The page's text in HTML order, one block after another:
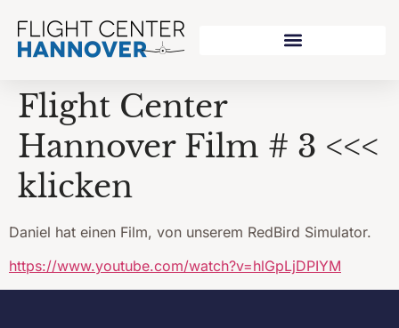
Flight Center
Hannover Film # 3 <<<
klicken
Daniel hat einen Film, von unserem RedBird Simulator.
https://www.youtube.com/watch?v=hlGpLjDPIYM